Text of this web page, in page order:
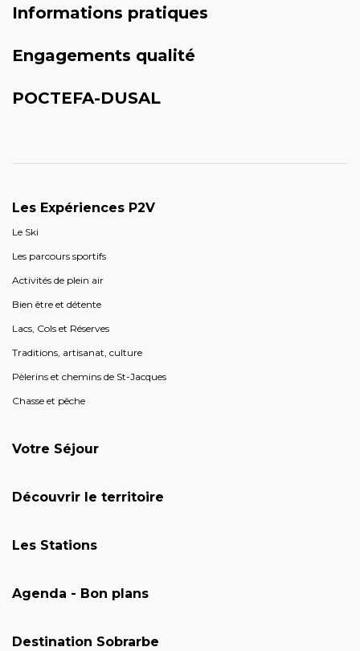
Informations pratiques
Engagements qualité
POCTEFA-DUSAL
Les Expériences P2V
Le Ski
Les parcours sportifs
Activités de plein air
Bien être et détente
Lacs, Cols et Réserves
Traditions, artisanat, culture
Pèlerins et chemins de St-Jacques
Chasse et pêche
Votre Séjour
Découvrir le territoire
Les Stations
Agenda - Bon plans
Destination Sobrarbe